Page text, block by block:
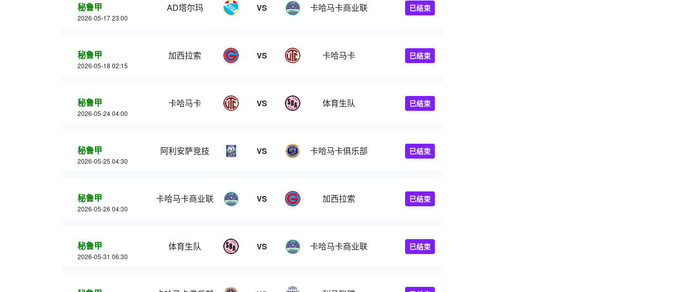
秘鲁甲
2026-05-17 23:00
AD塔尔玛 VS 卡哈马卡商业联 已结束
秘鲁甲
2026-05-18 02:15
加西拉索 VS 卡哈马卡 已结束
秘鲁甲
2026-05-24 04:00
卡哈马卡 VS 体育生队 已结束
秘鲁甲
2026-05-25 04:30
阿利安萨竞技 VS 卡哈马卡俱乐部 已结束
秘鲁甲
2026-05-26 04:30
卡哈马卡商业联 VS 加西拉索 已结束
秘鲁甲
2026-05-31 06:30
体育生队 VS 卡哈马卡商业联 已结束